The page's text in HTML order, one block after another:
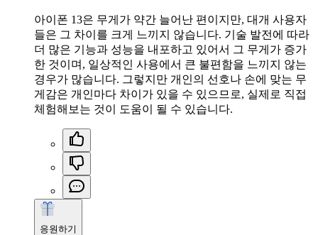
아이폰 13은 무게가 약간 늘어난 편이지만, 대개 사용자
들은 그 차이를 크게 느끼지 않습니다. 기술 발전에 따라
더 많은 기능과 성능을 내포하고 있어서 그 무게가 증가
한 것이며, 일상적인 사용에서 큰 불편함을 느끼지 않는
경우가 많습니다. 그렇지만 개인의 선호나 손에 맞는 무
게감은 개인마다 차이가 있을 수 있으므로, 실제로 직접
체험해보는 것이 도움이 될 수 있습니다.
응원하기